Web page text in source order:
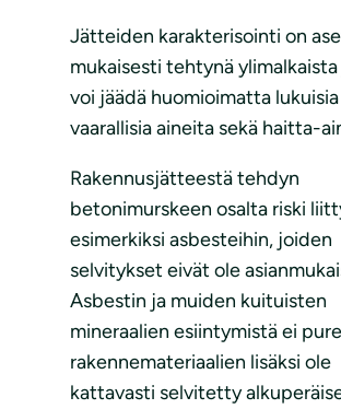
Jätteiden karakterisointi on
mukaisesti tehtynä ylimalkaista
voi jäädä huomioimatta lukuisia
vaarallisia aineita sekä haitta-
Rakennusjätteestä tehdyn
betonimurskeen osalta riski
esimerkiksi asbesteihin, joiden
selvitykset eivät ole
Asbestin ja muiden kuituisten
mineraalien esiintymistä ei
rakennemateriaalien lisäksi ole
kattavasti selvitetty